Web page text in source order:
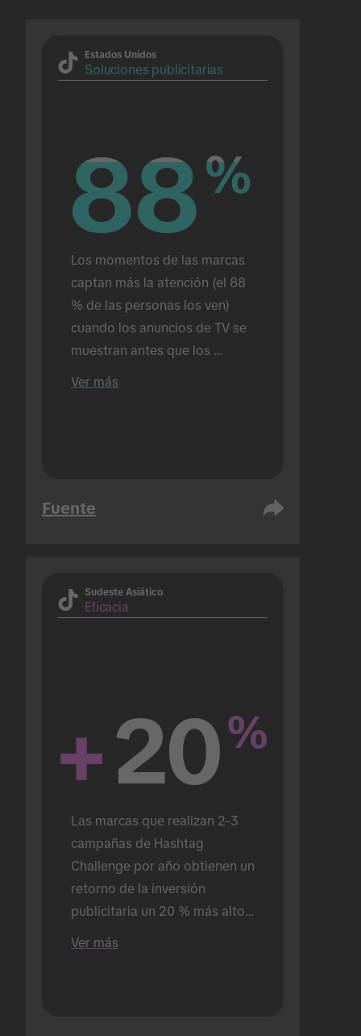
Estados Unidos
Soluciones publicitarias
88%
88%
Los momentos de las marcas
captan más la atención (el 88
% de las personas los ven)
cuando los anuncios de TV se
muestran antes que los
anuncios de TikTok en
Ver más
Fuente
Sudeste Asiático
Eficacia
+20%
Las marcas que realizan 2-3
campañas de Hashtag
Challenge por año obtienen un
retorno de la inversión
publicitaria un 20 % más alto
en comparación con las
Ver más